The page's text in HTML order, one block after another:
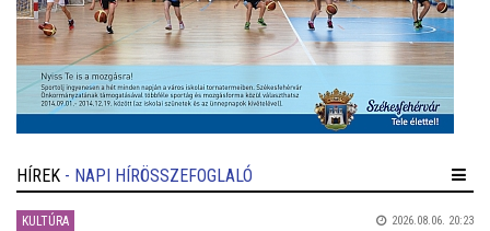
HÍREK - NAPI HÍRÖSSZEFOGLALÓ
KULTÚRA 2026.08.06. 20:23